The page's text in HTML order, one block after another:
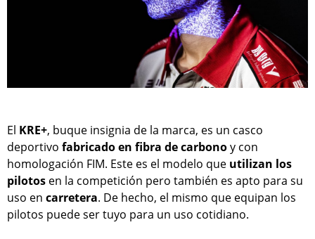
El KRE+, buque insignia de la marca, es un casco
deportivo fabricado en fibra de carbonoy con
homologación FIM. Este es el modelo que utilizan los
pilotos en la competición pero también es apto para su
uso en carretera. De hecho, el mismo que equipan los
pilotos puede ser tuyo para un uso cotidiano.